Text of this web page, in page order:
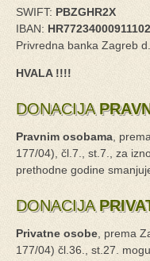
SWIFT: PBZGHR2X
IBAN:
Privredna banka Zagreb
HVALA !!!!
DONACIJA
Pravnim osobama ,
177/04), čl.7., st.7., za
prethodne godine
DONACIJA
Privatne osobe , prema
177/04) čl.36., st.27.